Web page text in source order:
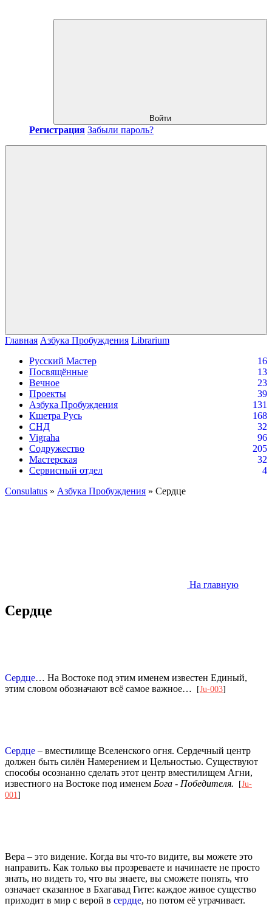
Войти
Регистрация Забыли пароль?
Главная Азбука Пробуждения Librarium
Русский Мастер
16
Посвящённые
13
Вечное
23
Проекты
39
Азбука Пробуждения
131
Кшетра Русь
168
СНД
32
Vigraha
96
Содружество
205
Мастерская
32
Сервисный отдел
4
Consulatus » Азбука Пробуждения » Сердце
На главную
Сердце
Сердце… На Востоке под этим именем известен Единый,
этим словом обозначают всё самое важное…
[Ju-003]
Сердце – вместилище Вселенского огня. Сердечный центр
должен быть силён Намерением и Цельностью. Существуют
способы осознанно сделать этот центр вместилищем Агни,
известного на Востоке под именем Бога - Победителя. [Ju-
001 ]
Вера – это видение. Когда вы что-то видите, вы можете это
направить. Как только вы прозреваете и начинаете не просто
знать, но видеть то, что вы знаете, вы сможете понять, что
означает сказанное в Бхагавад Гите: каждое живое существо
приходит в мир с верой в сердце, но потом её утрачивает.